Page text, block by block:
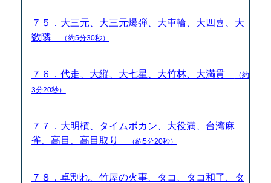
７５．大三元、大三元爆弾、大車輪、大四喜、大
数隣
（約5分30秒）
７６．代走、大縦、大七星、大竹林、大満貫
（約
3分20秒）
７７．大明槓、タイムボカン、大役満、台湾麻
雀、高目、高目取り
（約5分20秒）
７８．卓割れ、竹屋の火事、タコ、タコ和了、タ